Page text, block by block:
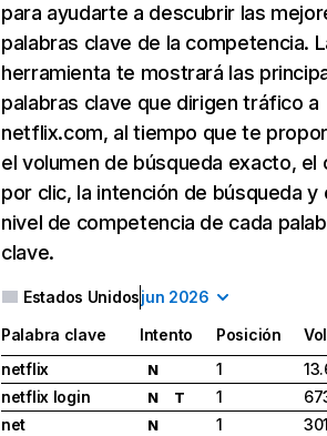
para ayudarte a descubrir las
palabras clave de la competencia.
herramienta te mostrará las
palabras clave que dirigen tráfico a
netflix.com, al tiempo que te
el volumen de búsqueda exacto, el
por clic, la intención de búsqueda y
nivel de competencia de cada
clave.
Estados Unidosjun 2026
Palabra clave Intento Posición
netflix
N 1
netflix login
N T 1
net
N 1